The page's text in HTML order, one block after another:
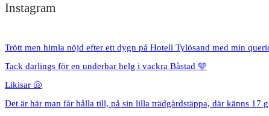
Instagram
Trött men himla nöjd efter ett dygn på Hotell Tylösand med min
Tack darlings för en underbar helg i vackra Båstad 🩵
Likisar 🐚
Det är här man får hålla till, på sin lilla trädgårdstäppa, där känns 17